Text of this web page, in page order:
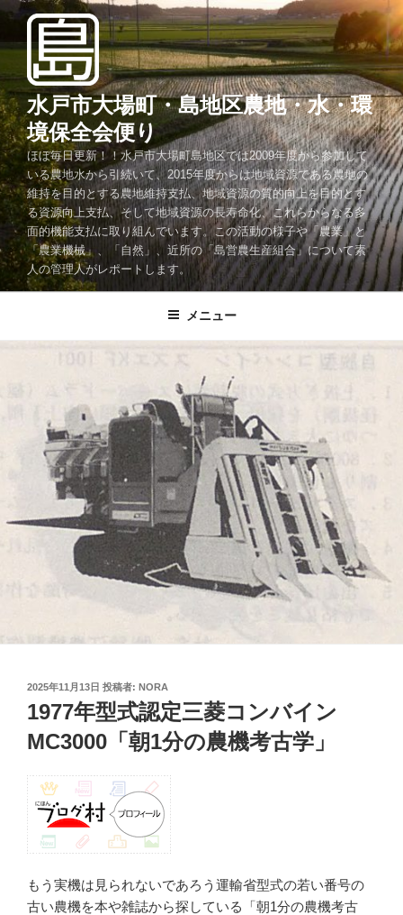
コ
テ
ン
ツ
へ
ス
キ
ッ
プ
水戸市大場町・島地区農地・水・環
境保全会便り
ほぼ毎日更新！！水戸市大場町島地区では2009年度から参加して
いる農地水から引続いて、2015年度からは地域資源である農地の
維持を目的とする農地維持支払、地域資源の質的向上を目的とす
る資源向上支払、そして地域資源の長寿命化、これらからなる多
面的機能支払に取り組んでいます。この活動の様子や「農業」と
「農業機械」、「自然」、近所の「島営農生産組合」について素
人の管理人がレポートします。
メニュー
投
稿
日:
2025年11月13日 投稿者: NORA
1977年型式認定三菱コンバイン
MC3000「朝1分の農機考古学」
もう実機は見られないであろう運輸省型式の若い番号の
古い農機を本や雑誌から探している「朝1分の農機考古